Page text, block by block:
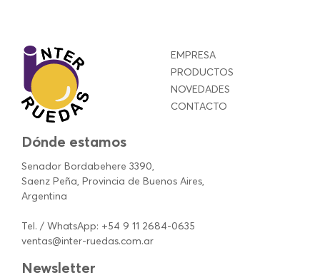
EMPRESA
PRODUCTOS
NOVEDADES
CONTACTO
Dónde estamos
Senador Bordabehere 3390,
Saenz Peña, Provincia de Buenos Aires,
Argentina
Tel. / WhatsApp: +54 9 11 2684-0635
ventas@inter-ruedas.com.ar
Newsletter